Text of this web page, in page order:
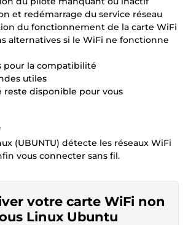
et redémarrage du service réseau
du fonctionnement de la carte WiFi
alternatives si le WiFi ne fonctionne
pour la compatibilité
utiles
reste disponible pour vous
(UBUNTU) détecte les réseaux WiFi
vous connecter sans fil.
votre carte WiFi non
Linux Ubuntu